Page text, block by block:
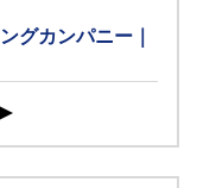
グカンパニー｜